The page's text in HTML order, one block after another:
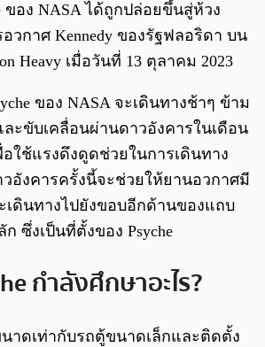
ของ NASA ได้ถูกปล่อยขึ้นสู่ห้วง
วกาศ Kennedy ของรัฐฟลอริดา บน
Heavy เมื่อวันที่ 13 ตุลาคม 2023
ของ NASA จะเดินทางช้าๆ ข้าม
ะขับเคลื่อนผ่านดาวอังคารในเดือน
ใช้แรงดึงดูดช่วยในการเดินทาง
วอังคารครั้งนี้จะช่วยให้ยานอวกาศมี
เดินทางไปยังขอบอีกด้านของแถบ
ซึ่งเป็นที่ตั้งของ Psyche
กำลังศึกษาอะไร?
าดเท่ากับรถตู้ขนาดเล็กและติดตั้ง